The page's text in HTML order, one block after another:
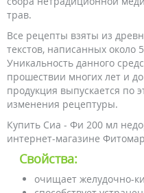
трав.
Все рецепты взяты из
текстов, написанных около
Уникальность данного
прошествии многих лет и
продукция выпускается по
изменения рецептуры.
Купить Сиа - Фи 200 мл
интернет-магазине
Свойства:
очищает желудочно-